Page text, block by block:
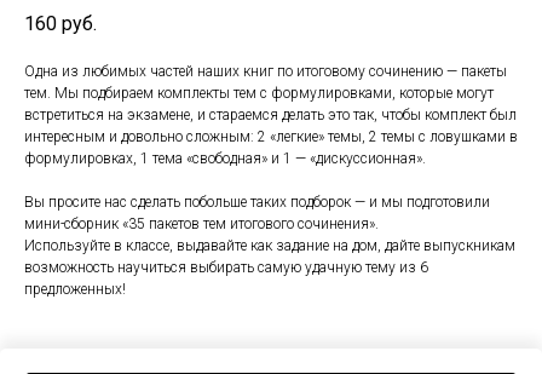
160 руб.
Одна из любимых частей наших книг по итоговому сочинению — пакеты
тем. Мы подбираем комплекты тем с формулировками, которые могут
встретиться на экзамене, и стараемся делать это так, чтобы комплект был
интересным и довольно сложным: 2 «легкие» темы, 2 темы с ловушками в
формулировках, 1 тема «свободная» и 1 — «дискуссионная».
Вы просите нас сделать побольше таких подборок — и мы подготовили
мини-сборник «35 пакетов тем итогового сочинения».
Используйте в классе, выдавайте как задание на дом, дайте выпускникам
возможность научиться выбирать самую удачную тему из 6
предложенных!